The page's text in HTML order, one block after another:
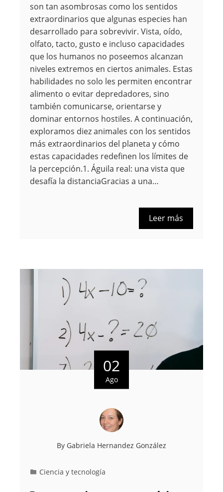
son tan asombrosas como los sentidos
extraordinarios que algunas especies han
desarrollado para sobrevivir. Vista, oído,
olfato, tacto, gusto e incluso capacidades
que los humanos no poseemos alcanzan
niveles extremos en ciertos animales. Estas
habilidades no solo les permiten encontrar
alimento o evitar depredadores, sino
también comunicarse, orientarse y
dominar entornos hostiles. A continuación,
exploramos diez animales con los sentidos
más extraordinarios del planeta y cómo
estas capacidades redefinen los límites de
la percepción.1. Águila real: una vista que
desafía la distanciaGracias a una…
Leer más
02
Ago
By Gabriela Hernandez González
Ciencia y tecnología